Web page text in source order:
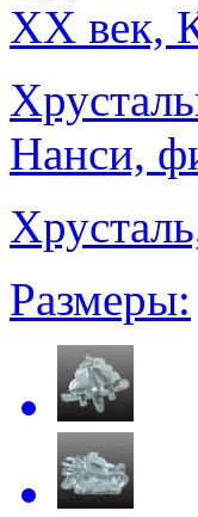
XX век,
Нанси,
Размеры: